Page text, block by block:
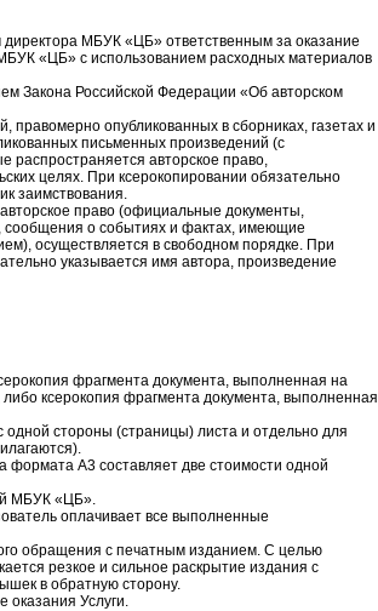
МБУК «ЦБ» ответственным за оказание
«ЦБ» с использованием расходных материалов
Закона Российской Федерации «Об авторском
опубликованных в сборниках, газетах и
письменных произведений (с
авторское право,
целях. При ксерокопировании обязательно
заимствования.
право (официальные документы,
сообщения о событиях и фактах, имеющие
осуществляется в свободном порядке. При
указывается имя автора, произведение
фрагмента документа, выполненная на
ксерокопия фрагмента документа, выполненная
одной стороны (страницы) листа и отдельно для
формата А3 составляет две стоимости одной
МБУК «ЦБ».
оплачивает все выполненные
обращения с печатным изданием. С целью
резкое и сильное раскрытие издания с
в обратную сторону.
оказания Услуги.